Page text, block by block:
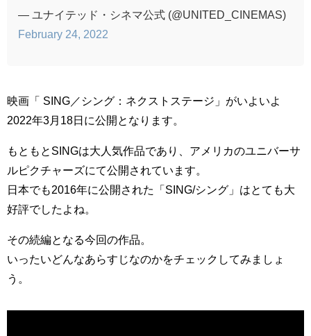
— ユナイテッド・シネマ公式 (@UNITED_CINEMAS)
February 24, 2022
映画「 SING／シング：ネクストステージ」がいよいよ
2022年3月18日に公開となります。
もともとSINGは大人気作品であり、アメリカのユニバーサ
ルピクチャーズにて公開されています。
日本でも2016年に公開された「SING/シング」はとても大
好評でしたよね。
その続編となる今回の作品。
いったいどんなあらすじなのかをチェックしてみましょ
う。